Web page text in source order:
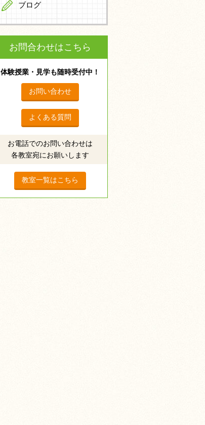
ブログ
お問合わせはこちら
体験授業・見学も随時受付中！
お問い合わせ
よくある質問
お電話でのお問い合わせは
各教室宛にお願いします
教室一覧はこちら